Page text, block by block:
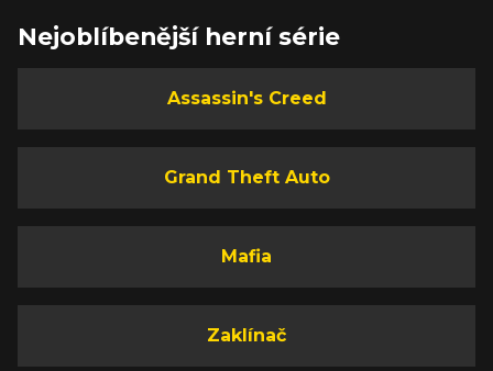
Nejoblíbenější herní série
Assassin's Creed
Grand Theft Auto
Mafia
Zaklínač